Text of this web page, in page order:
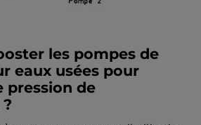
les pompes de
eaux usées pour
pression de